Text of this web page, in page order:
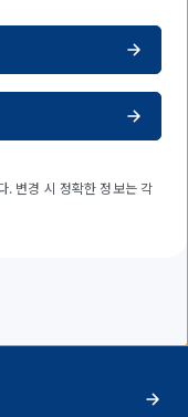
. 변경 시 정확한 정보는 각